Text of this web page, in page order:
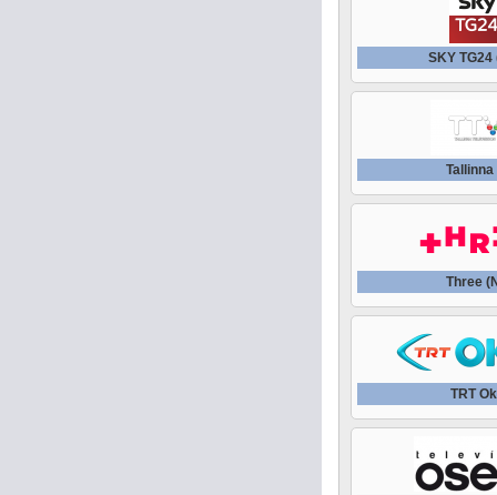
SKY TG24
Tallinna
Three
TRT